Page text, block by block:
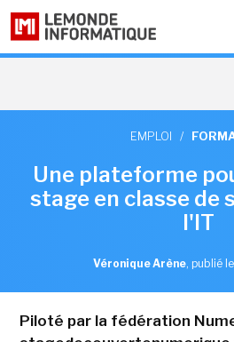
EMPLOI /
Une plateforme
stage en classe de
l'IT
Véronique Arène, publié
Piloté par la fédération